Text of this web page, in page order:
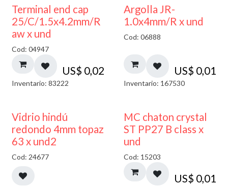
Terminal end cap
25/C/1.5x4.2mm/R
aw x und
Cod: 04947
US$ 0,02
Inventario: 83222
Argolla JR-
1.0x4mm/R x und
Cod: 06888
US$ 0,01
Inventario: 167530
40% DESCUENTO
Vidrio hindú
redondo 4mm topaz
63 x und2
Cod: 24677
MC chaton crystal
ST PP27 B class x
und
Cod: 15203
US$ 0,01